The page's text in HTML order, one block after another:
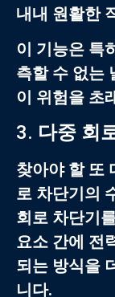
내내 원활한
이 기능은 특
측할 수 없는
이 위험을 초
3. 다중 회
찾아야 할 또
로 차단기의
회로 차단기
요소 간에 전
되는 방식을
니다.